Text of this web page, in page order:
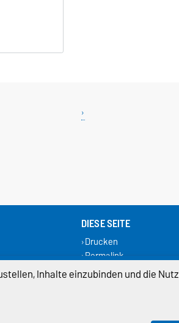
DIESE SEITE
Drucken
Permalink
Weiterempfehlen
Inhalte einzubinden und die